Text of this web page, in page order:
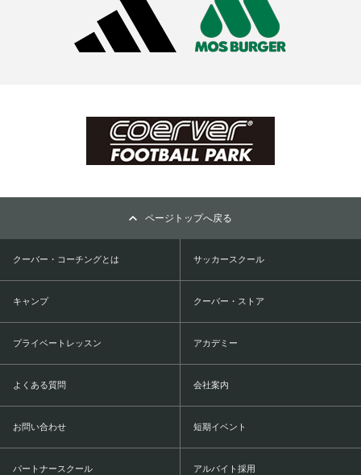
ページトップへ戻る
クーバー・コーチングとは サッカースクール
キャンプ クーバー・ストア
プライベートレッスン アカデミー
よくある質問 会社案内
お問い合わせ 短期イベント
パートナースクール アルバイト採用